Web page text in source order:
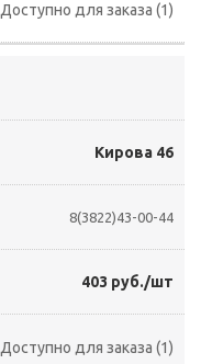
Доступно для заказа (1)
Кирова 46
8(3822)43-00-44
403 руб./шт
Доступно для заказа (1)